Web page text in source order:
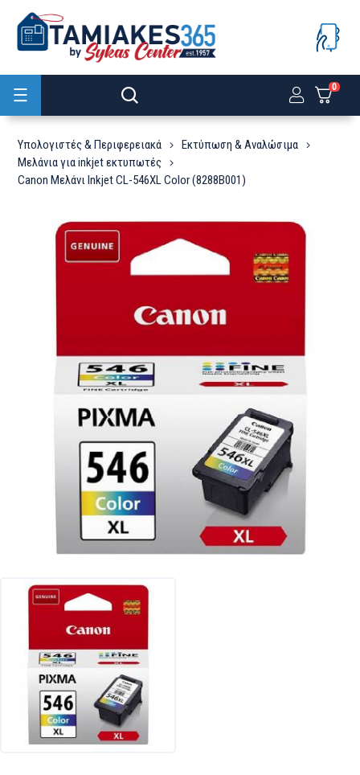
0
Υπολογιστές & Περιφερειακά
Εκτύπωση & Αναλώσιμα
Μελάνια για inkjet εκτυπωτές
Canon Μελάνι Inkjet CL-546XL Color (8288B001)